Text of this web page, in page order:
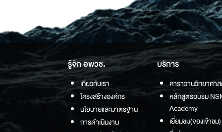
รู้จัก อพวช.
เกี่ยวกับเรา
โครงสร้างองค์กร
นโยบายและมาตรฐาน
การดำเนินงาน
บริการ
คาราวานวิทยาศา
หลักสูตรอบรม
Academy
เยี่ยมชม(จองเข้าชม)